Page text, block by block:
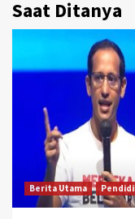
Saat Ditanya
Berita Utama